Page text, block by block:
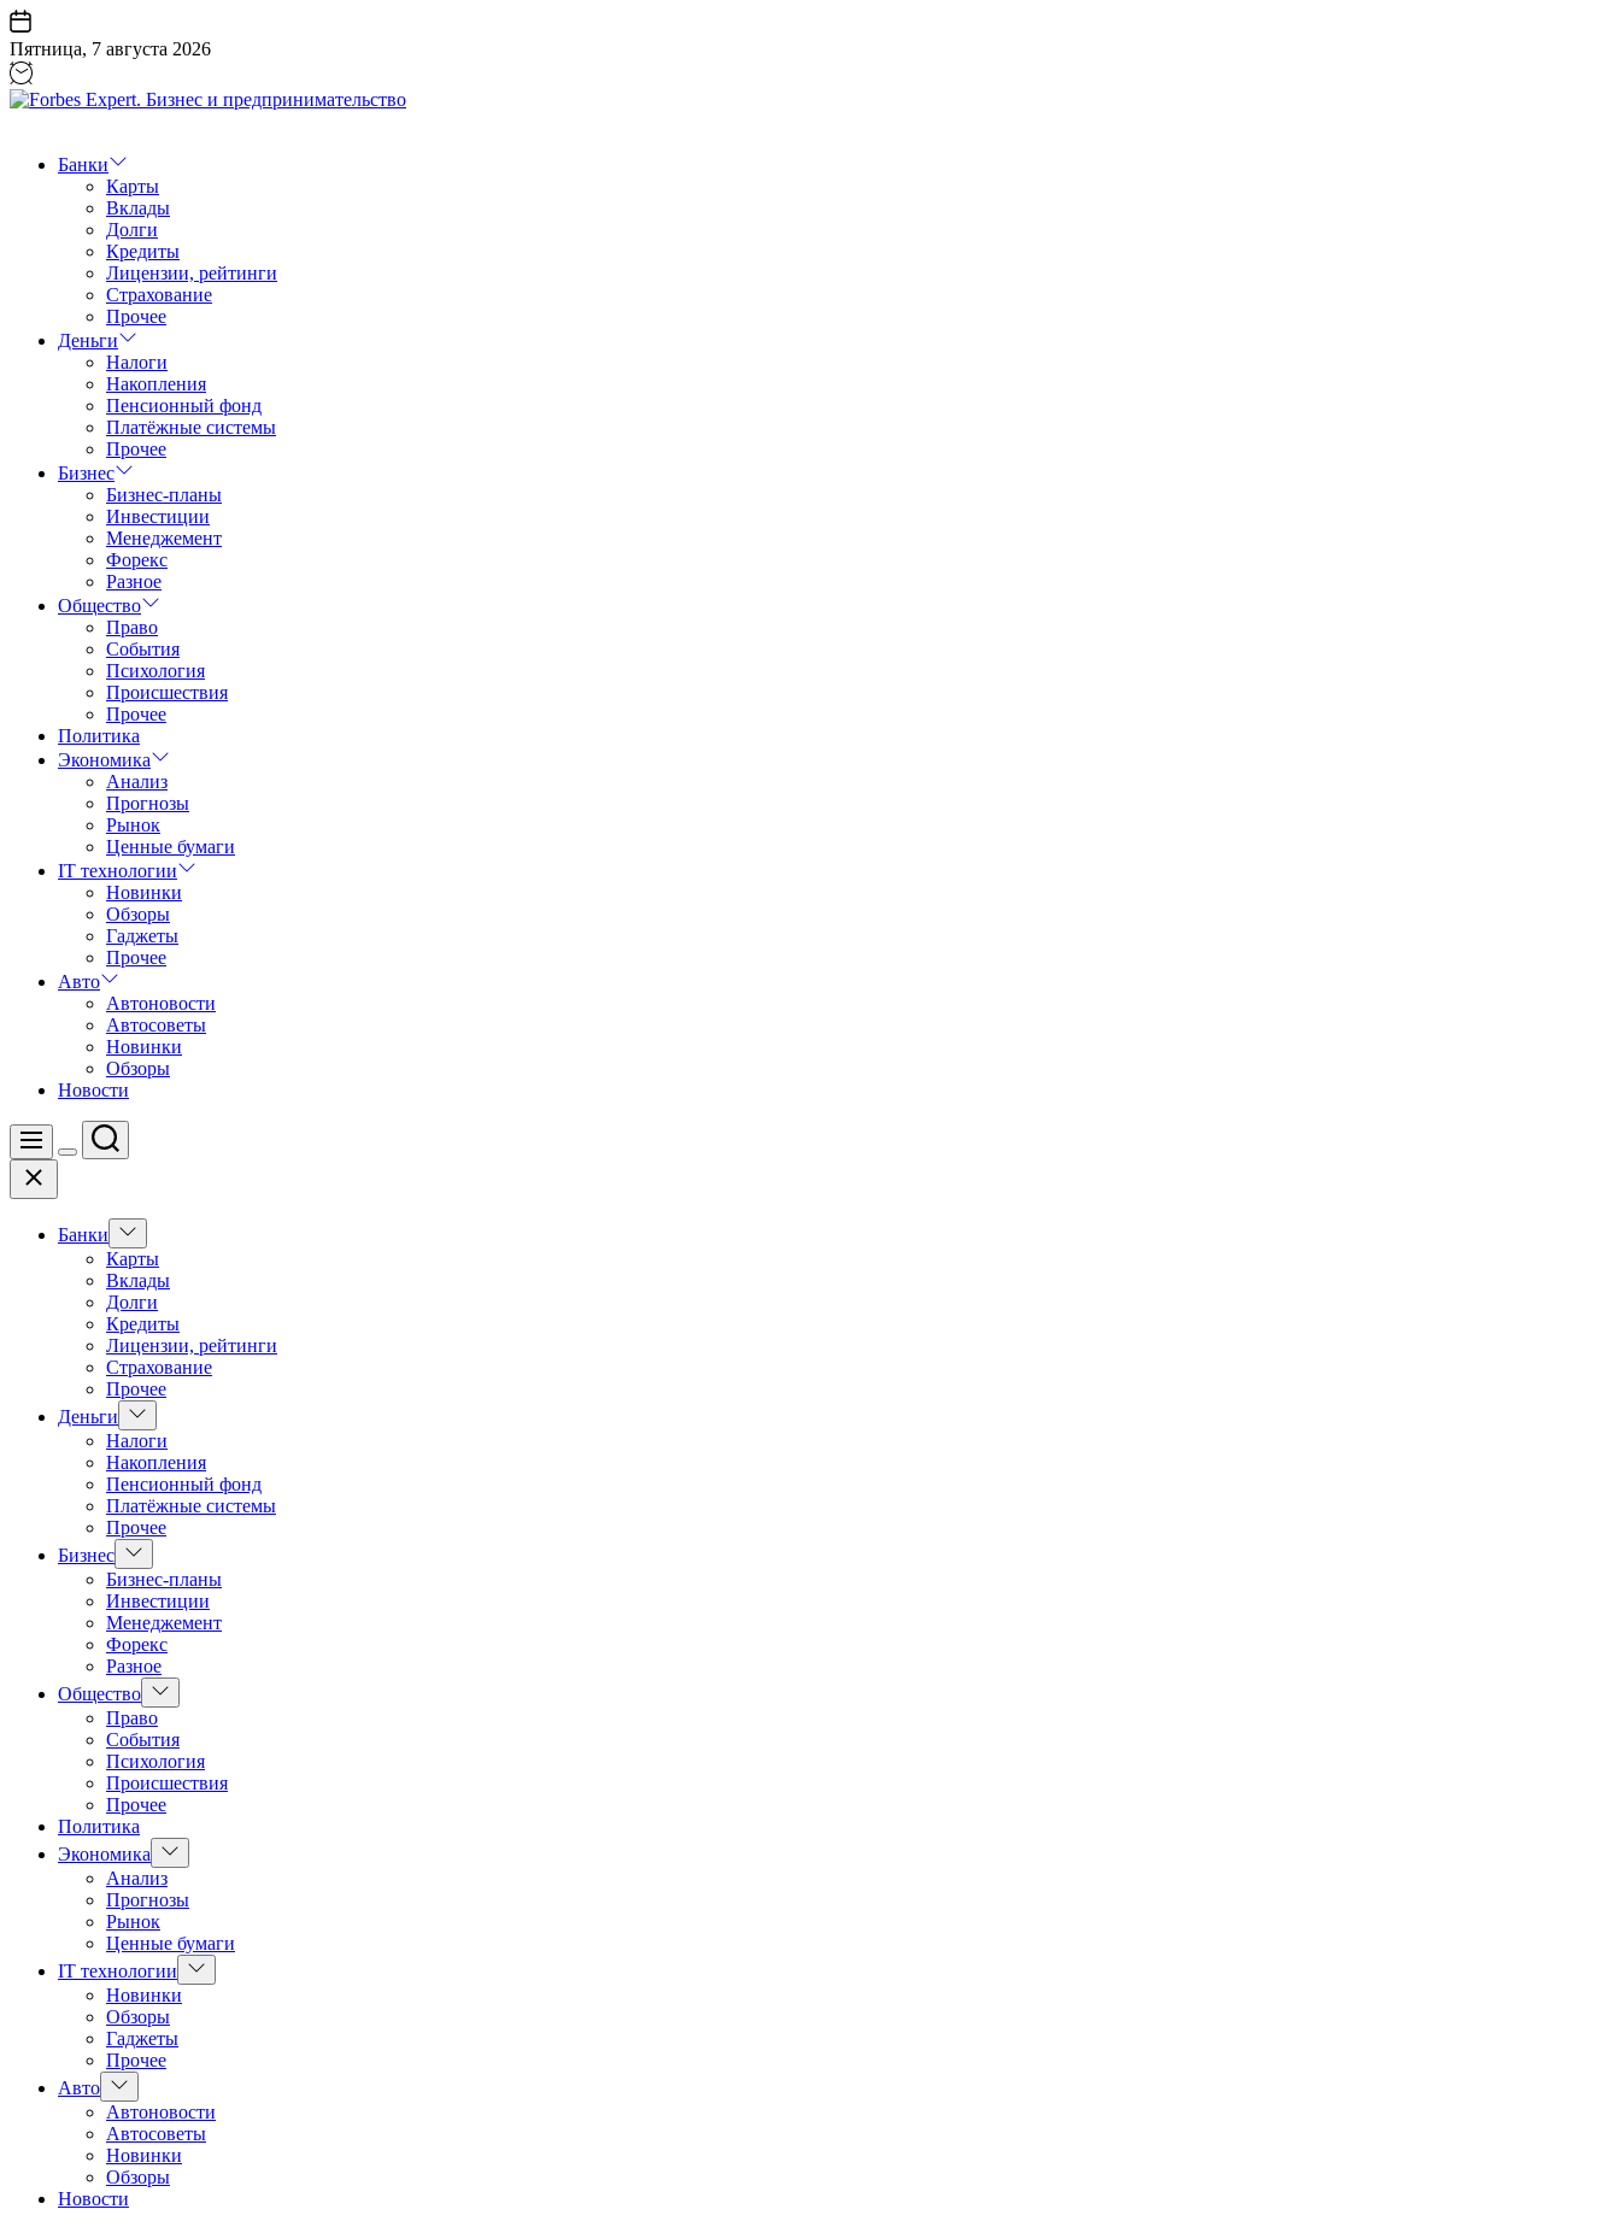
Перейти
к
содержанию
Пятница, 7 августа 2026
Бизнес
предпринимательство
Банки
Карты
Вклады
Долги
Кредиты
Лицензии, рейтинги
Страхование
Прочее
Деньги
Налоги
Накопления
Пенсионный фонд
Платёжные системы
Прочее
Бизнес
Бизнес-планы
Инвестиции
Менеджемент
Форекс
Разное
Общество
Право
События
Психология
Происшествия
Прочее
Политика
Экономика
Анализ
Прогнозы
Рынок
Ценные бумаги
IT технологии
Новинки
Обзоры
Гаджеты
Прочее
Авто
Автоновости
Автосоветы
Новинки
Обзоры
Новости
Меню
Цвет
Поиск
Закрыть
Банки
Показать
подменю
Карты
Вклады
Долги
Кредиты
Лицензии, рейтинги
Страхование
Прочее
Деньги
Показать
подменю
Налоги
Накопления
Пенсионный фонд
Платёжные системы
Прочее
Бизнес Показать
подменю
Бизнес-планы
Инвестиции
Менеджемент
Форекс
Разное
Общество Показать
подменю
Право
События
Психология
Происшествия
Прочее
Политика
Экономика
Показать
подменю
Анализ
Прогнозы
Рынок
Ценные бумаги
IT технологии
Показать
подменю
Новинки
Обзоры
Гаджеты
Прочее
Авто Показать
подменю
Автоновости
Автосоветы
Новинки
Обзоры
Новости